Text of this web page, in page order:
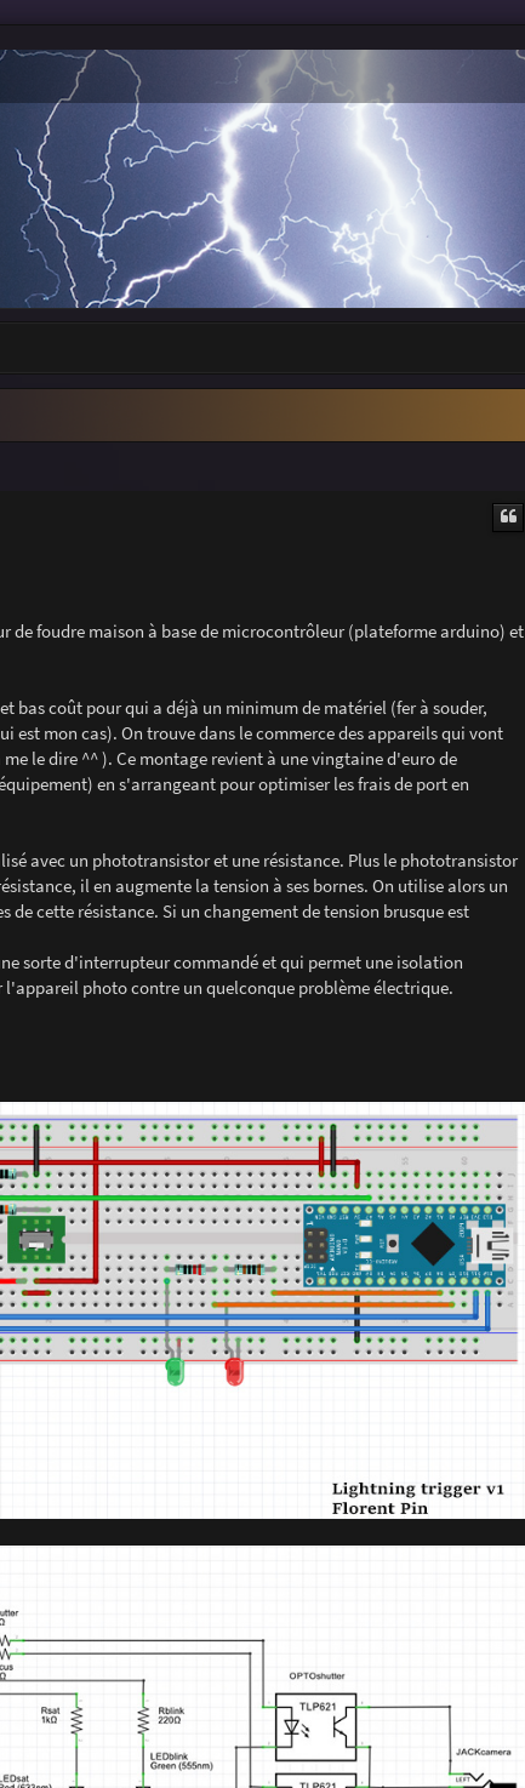
de foudre maison à base de microcontrôleur (plateforme arduino) et
bas coût pour qui a déjà un minimum de matériel (fer à souder,
est mon cas). On trouve dans le commerce des appareils qui vont
le dire ^^ ). Ce montage revient à une vingtaine d'euro de
en s'arrangeant pour optimiser les frais de port en
avec un phototransistor et une résistance. Plus le phototransistor
il en augmente la tension à ses bornes. On utilise alors un
cette résistance. Si un changement de tension brusque est
sorte d'interrupteur commandé et qui permet une isolation
photo contre un quelconque problème électrique.